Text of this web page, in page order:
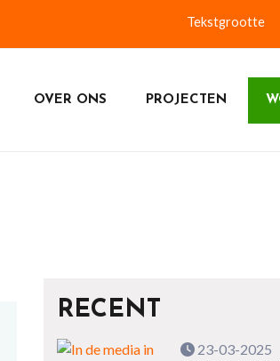
Tekstgrootte
OVER ONS PROJECTEN
RECENT
23-03-2025